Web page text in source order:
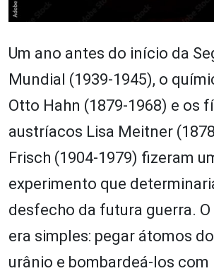
Um ano antes do início da
Mundial (1939-1945), o
Otto Hahn (1879-1968) e os
austríacos Lisa Meitner
Frisch (1904-1979) fizeram
experimento que
desfecho da futura guerra.
era simples: pegar átomos
urânio e bombardeá-los com